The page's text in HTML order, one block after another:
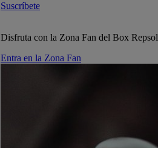
Suscríbete
Disfruta con la Zona Fan del Box Repsol
Entra en la Zona Fan